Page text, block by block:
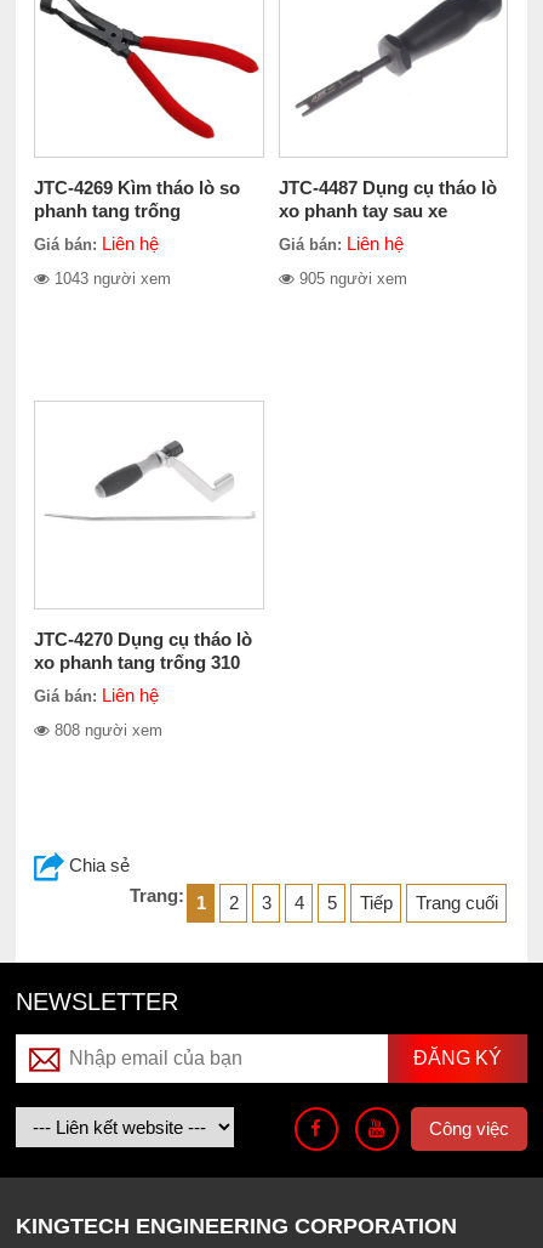
JTC-4269 Kìm tháo lò so
phanh tang trống
Giá bán: Liên hệ
1043 người xem
JTC-4487 Dụng cụ tháo lò
xo phanh tay sau xe
TOYOTA
Giá bán: Liên hệ
905 người xem
JTC-4270 Dụng cụ tháo lò
xo phanh tang trống 310
mm
Giá bán: Liên hệ
808 người xem
Chia sẻ
Trang:
1 2 3 4 5 Tiếp Trang cuối
NEWSLETTER
Công việc
KINGTECH ENGINEERING CORPORATION